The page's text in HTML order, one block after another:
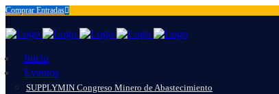
Comprar Entradas
Inicio
Eventos
SUPPLYMIN Congreso Minero de Abastecimiento